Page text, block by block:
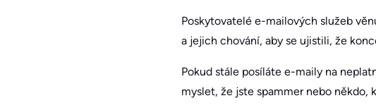
Poskytovatelé e-mailových služeb
a jejich chování, aby se ujistili, že
Pokud stále posíláte e-maily na
myslet, že jste spammer nebo někdo,